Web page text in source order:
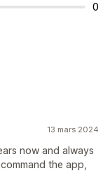
0
13 mars 2024
now and always
the app,